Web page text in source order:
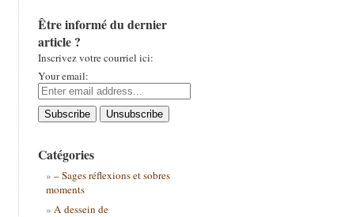
Être informé du dernier
article ?
Inscrivez votre courriel ici:
Your email:
Catégories
– Sages réflexions et sobres
moments
A dessein de